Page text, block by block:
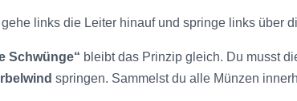
links die Leiter hinauf und springe links über
Schwünge“ bleibt das Prinzip gleich. Du musst
springen. Sammelst du alle Münzen